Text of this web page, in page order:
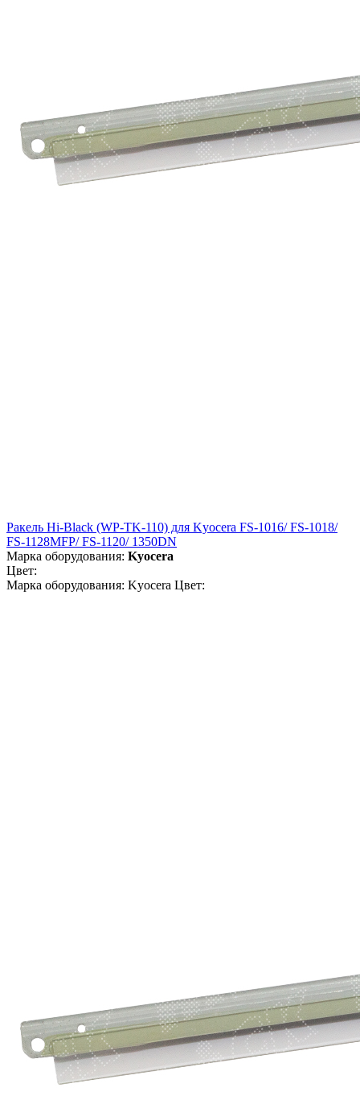
Ракель Hi-Black (WP-TK-110) для Kyocera FS-1016/ FS-1018/
FS-1128MFP/ FS-1120/ 1350DN
Марка оборудования: Kyocera
Цвет:
Марка оборудования: Kyocera Цвет: